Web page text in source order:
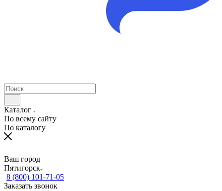
Каталог
По всему сайту
По каталогу
Ваш город
Пятигорск
8 (800) 101-71-05
Заказать звонок